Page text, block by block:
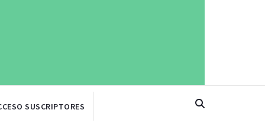
SUSCRIPTORES